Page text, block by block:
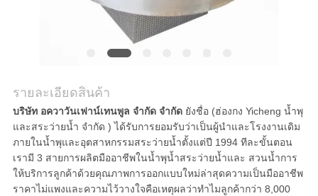
รายละเอียดสินค้า
บริษัท อควาวันเฟาน์เทนพูล จำกัด จำกัด ยังชื่อ (ฮ่องกง Yicheng น้ำพุ
และสระว่ายน้ำ จำกัด ) ได้รับการยอมรับว่าเป็นผู้นำและโรงงานเดิม
ภายในน้ำพุและอุตสาหกรรมสระว่ายน้ำตั้งแต่ปี 1994 ทีละขั้นตอน
เรามี 3 สายการผลิตมืออาชีพในน้ำพุน้ำสระว่ายน้ำและ สวนน้ำการ
ให้บริการลูกค้าด้วยคุณภาพการออกแบบใหม่ล่าสุดความเป็นมืออาชีพ
ราคาไม่แพงและความไว้วางใจคือเหตุผลว่าทำไมลูกค้ากว่า 8,000